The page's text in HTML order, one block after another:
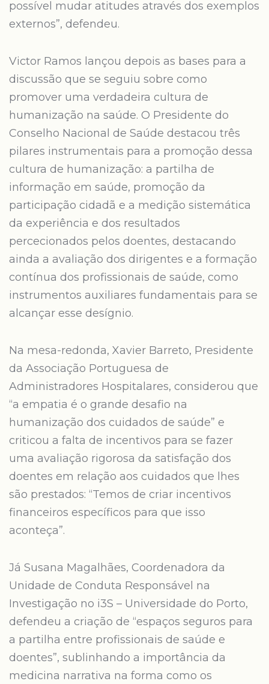
possível mudar atitudes através dos exemplos
externos”, defendeu.
Victor Ramos lançou depois as bases para a
discussão que se seguiu sobre como
promover uma verdadeira cultura de
humanização na saúde. O Presidente do
Conselho Nacional de Saúde destacou três
pilares instrumentais para a promoção dessa
cultura de humanização: a partilha de
informação em saúde, promoção da
participação cidadã e a medição sistemática
da experiência e dos resultados
percecionados pelos doentes, destacando
ainda a avaliação dos dirigentes e a formação
contínua dos profissionais de saúde, como
instrumentos auxiliares fundamentais para se
alcançar esse desígnio.
Na mesa-redonda, Xavier Barreto, Presidente
da Associação Portuguesa de
Administradores Hospitalares, considerou que
“a empatia é o grande desafio na
humanização dos cuidados de saúde” e
criticou a falta de incentivos para se fazer
uma avaliação rigorosa da satisfação dos
doentes em relação aos cuidados que lhes
são prestados: “Temos de criar incentivos
financeiros específicos para que isso
aconteça”.
Já Susana Magalhães, Coordenadora da
Unidade de Conduta Responsável na
Investigação no i3S – Universidade do Porto,
defendeu a criação de “espaços seguros para
a partilha entre profissionais de saúde e
doentes”, sublinhando a importância da
medicina narrativa na forma como os